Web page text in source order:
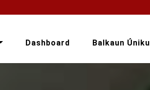
Dashboard Balkaun Úniku